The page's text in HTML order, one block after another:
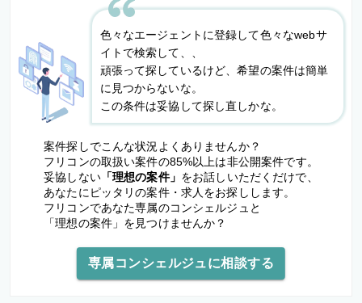
色々なエージェントに登録して色々なwebサ
イトで検索して、、
頑張って探しているけど、希望の案件は簡単
に見つからないな。
この条件は妥協して探し直しかな。
案件探しでこんな状況よくありませんか？
フリコンの取扱い案件の85%以上は非公開案件です。
妥協しない「理想の案件」 をお話しいただくだけで、
あなたにピッタリの案件・求人をお探しします。
フリコンであなた専属のコンシェルジュと
「理想の案件」を見つけませんか？
専属コンシェルジュに相談する